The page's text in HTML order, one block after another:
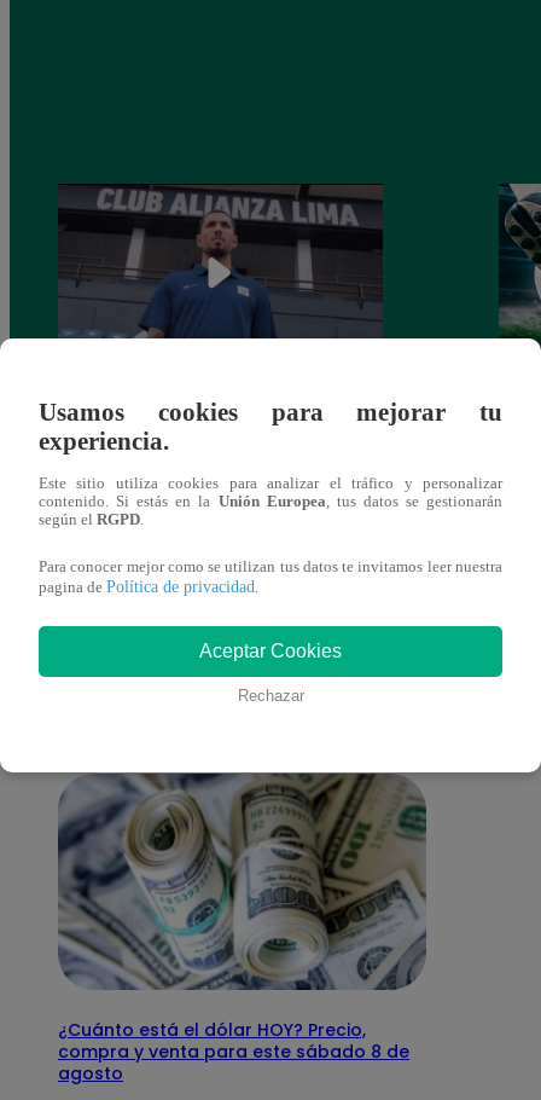
Alianza Lima: así anunció a Sergio Peña
como nuevo fichaje para el Torneo
También te puede
interesar
¿Cuánto está el dólar HOY? Precio,
compra y venta para este sábado 8 de
agosto
Usamos cookies para mejorar tu
experiencia.
Este sitio utiliza cookies para analizar el tráfico y personalizar
contenido. Si estás en la Unión Europea, tus datos se gestionarán
según el RGPD.
Para conocer mejor como se utilizan tus datos te invitamos leer nuestra
pagina de Política de privacidad.
Aceptar Cookies
Rechazar